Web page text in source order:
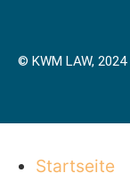
© KWM LAW, 2024
Startseite